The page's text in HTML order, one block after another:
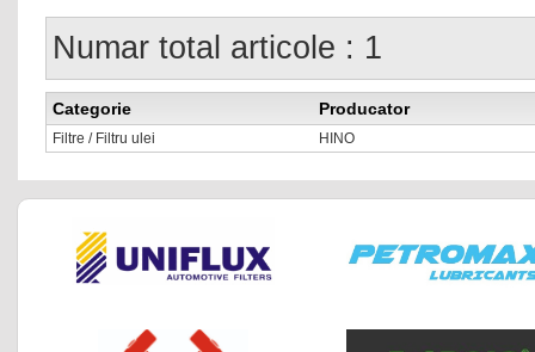
Numar total articole : 1
Categorie Producator
Filtre / Filtru ulei HINO